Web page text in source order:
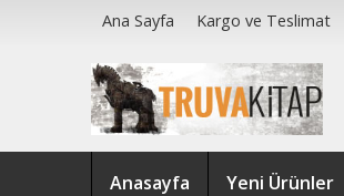
Ana Sayfa Kargo ve Teslimat
Anasayfa Yeni Ürünler